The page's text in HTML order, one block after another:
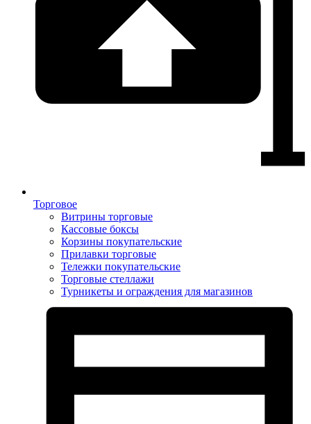
Торговое
Витрины торговые
Кассовые боксы
Корзины покупательские
Прилавки торговые
Тележки покупательские
Торговые стеллажи
Турникеты и ограждения для магазинов